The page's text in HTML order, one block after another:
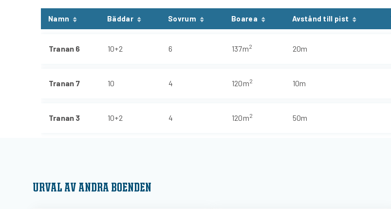
Namn Bäddar Sovrum Boarea Avstånd till pist
Tranan 6 10+2 6 137m2 20m
Tranan 7 10 4 120m2 10m
Tranan 3 10+2 4 120m2 50m
URVAL AV ANDRA BOENDEN